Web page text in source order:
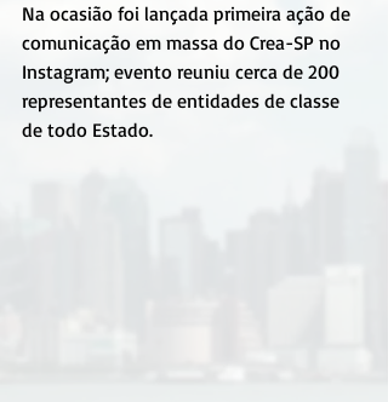
Na ocasião foi lançada primeira ação de
comunicação em massa do Crea-SP no
Instagram; evento reuniu cerca de 200
representantes de entidades de classe
de todo Estado.